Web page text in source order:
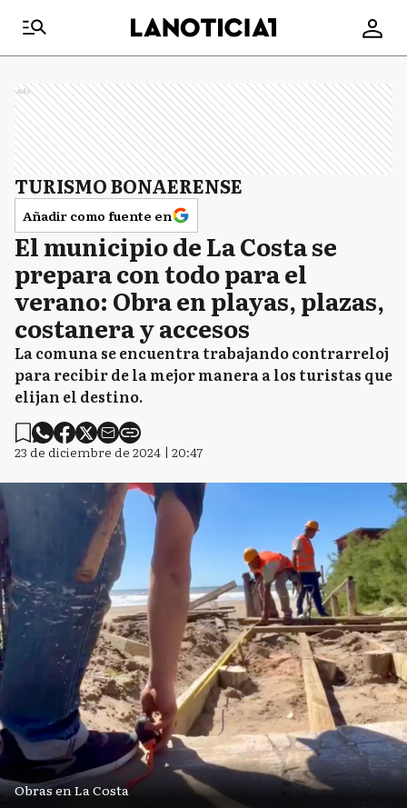
Ads
TURISMO BONAERENSE
Añadir como fuente en
El municipio de La Costa se
prepara con todo para el
verano: Obra en playas, plazas,
costanera y accesos
La comuna se encuentra trabajando contrarreloj
para recibir de la mejor manera a los turistas que
elijan el destino.
23 de diciembre de 2024 | 20:47
Obras en La Costa